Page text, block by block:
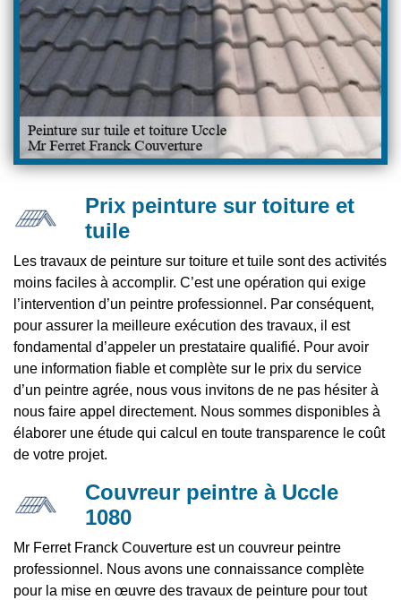
Prix peinture sur toiture et
tuile
Les travaux de peinture sur toiture et tuile sont des activités
moins faciles à accomplir. C’est une opération qui exige
l’intervention d’un peintre professionnel. Par conséquent,
pour assurer la meilleure exécution des travaux, il est
fondamental d’appeler un prestataire qualifié. Pour avoir
une information fiable et complète sur le prix du service
d’un peintre agrée, nous vous invitons de ne pas hésiter à
nous faire appel directement. Nous sommes disponibles à
élaborer une étude qui calcul en toute transparence le coût
de votre projet.
Couvreur peintre à Uccle
1080
Mr Ferret Franck Couverture est un couvreur peintre
professionnel. Nous avons une connaissance complète
pour la mise en œuvre des travaux de peinture pour tout